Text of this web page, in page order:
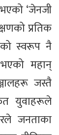
‘जेनजी
प्रतिक
स्वरूप नै
महान्
जस्तै
युवाहरूले
जनताका